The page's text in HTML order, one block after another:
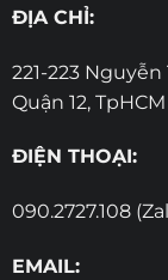
ĐỊA CHỈ:
221-223
Quận 12, TpHCM
ĐIỆN THOẠI:
090.2727.108
EMAIL: